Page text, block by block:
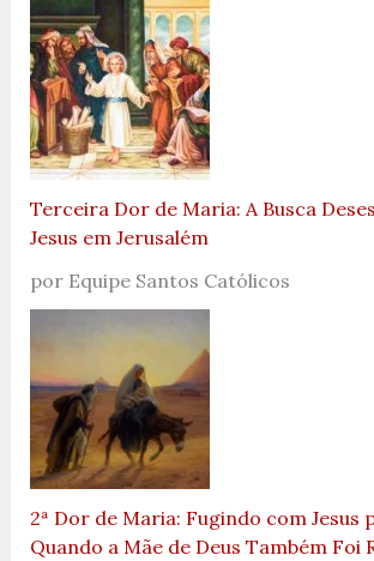
Terceira Dor de Maria: A Busca
Jesus em Jerusalém
por Equipe Santos Católicos
2ª Dor de Maria: Fugindo com Jesus
Quando a Mãe de Deus Também Foi